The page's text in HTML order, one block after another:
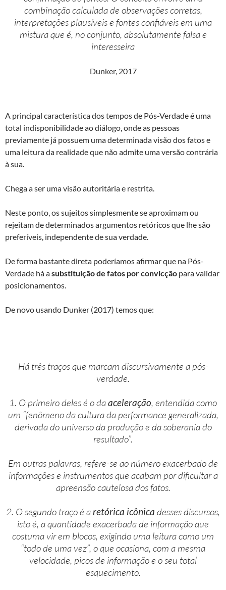
combinação calculada de observações corretas,
interpretações plausíveis e fontes confiáveis em uma
mistura que é, no conjunto, absolutamente falsa e
interesseira
Dunker, 2017
A principal característica dos tempos de Pós-Verdade é uma
total indisponibilidade ao diálogo, onde as pessoas
previamente já possuem uma determinada visão dos fatos e
uma leitura da realidade que não admite uma versão contrária
à sua.
Chega a ser uma visão autoritária e restrita.
Neste ponto, os sujeitos simplesmente se aproximam ou
rejeitam de determinados argumentos retóricos que lhe são
preferíveis, independente de sua verdade.
De forma bastante direta poderíamos afirmar que na Pós-
Verdade há asubstituição de fatos por convicção para validar
posicionamentos.
De novo usando Dunker (2017) temos que:
Há três traços que marcam discursivamente a pós-
verdade.
1. O primeiro deles é o daaceleração, entendida como
um “fenômeno da cultura da performance generalizada,
derivada do universo da produção e da soberania do
resultado”.
Em outras palavras, refere-se ao número exacerbado de
informações e instrumentos que acabam por dificultar a
apreensão cautelosa dos fatos.
2. O segundo traço é aretórica icônica desses discursos,
isto é, a quantidade exacerbada de informação que
costuma vir em blocos, exigindo uma leitura como um
“todo de uma vez”, o que ocasiona, com a mesma
velocidade, picos de informação e o seu total
esquecimento.